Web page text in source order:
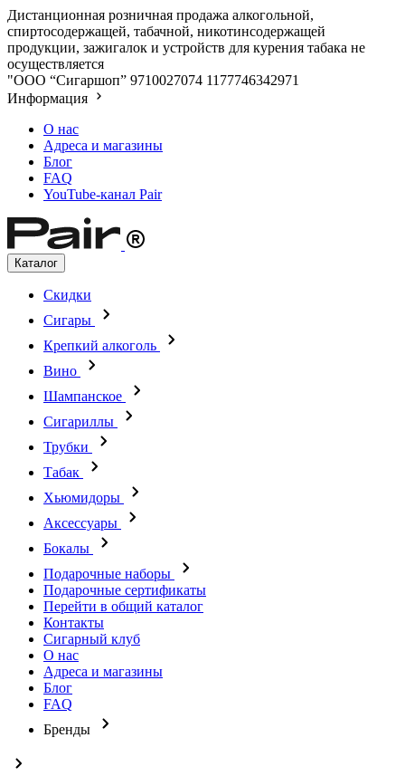
Дистанционная розничная продажа алкогольной,
спиртосодержащей, табачной, никотинсодержащей
продукции, зажигалок и устройств для курения табака не
осуществляется
"ООО “Сигаршоп” 9710027074 1177746342971
Информация
О нас
Адреса и магазины
Блог
FAQ
YouTube-канал Pair
Каталог
Скидки
Сигары
Крепкий алкоголь
Вино
Шампанское
Сигариллы
Трубки
Табак
Хьюмидоры
Аксессуары
Бокалы
Подарочные наборы
Подарочные сертификаты
Перейти в общий каталог
Контакты
Сигарный клуб
О нас
Адреса и магазины
Блог
FAQ
Бренды